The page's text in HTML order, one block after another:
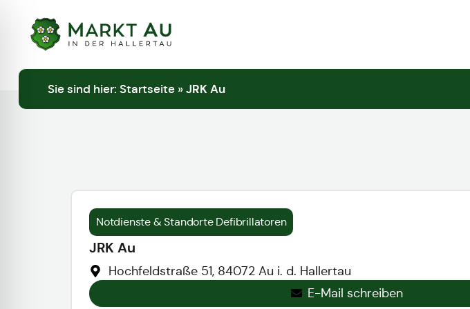
Sie sind hier: Startseite »JRK Au
Notdienste & Standorte Defibrillatoren
JRK Au
Hochfeldstraße 51, 84072 Au i. d. Hallertau
E-Mail schreiben